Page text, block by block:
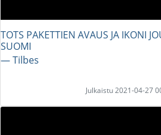
TOTS PAKETTIEN AVAUS JA IKONI
SUOMI
― Tilbes
Julkaistu 2021-04-27